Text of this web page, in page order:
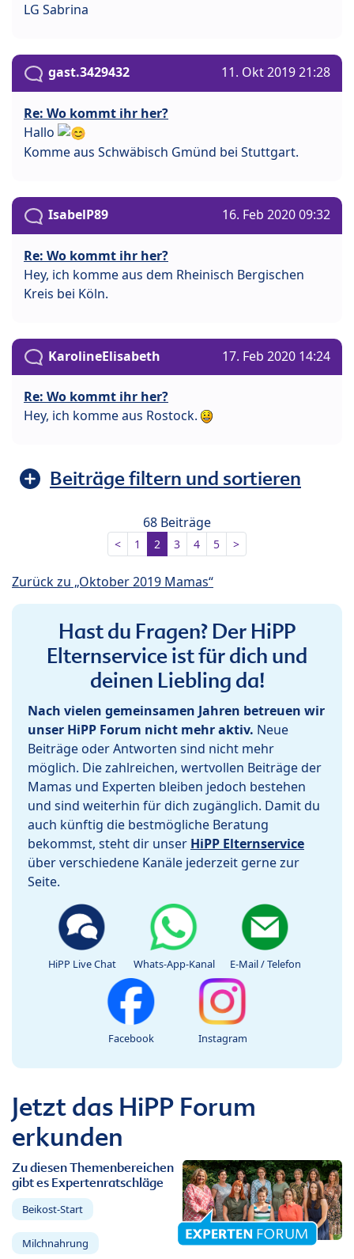
LG Sabrina
gast.3429432 11. Okt 2019 21:28
Re: Wo kommt ihr her?
Hallo
Komme aus Schwäbisch Gmünd bei Stuttgart.
IsabelP89 16. Feb 2020 09:32
Re: Wo kommt ihr her?
Hey, ich komme aus dem Rheinisch Bergischen
Kreis bei Köln.
KarolineElisabeth 17. Feb 2020 14:24
Re: Wo kommt ihr her?
Hey, ich komme aus Rostock.
Beiträge filtern und sortieren
68 Beiträge
< 1 2 3 4 5 >
Zurück zu „Oktober 2019 Mamas“
Hast du Fragen? Der HiPP
Elternservice ist für dich und
deinen Liebling da!
Nach vielen gemeinsamen Jahren betreuen wir
unser HiPP Forum nicht mehr aktiv. Neue
Beiträge oder Antworten sind nicht mehr
möglich. Die zahlreichen, wertvollen Beiträge der
Mamas und Experten bleiben jedoch bestehen
und sind weiterhin für dich zugänglich. Damit du
auch künftig die bestmögliche Beratung
bekommst, steht dir unser HiPP Elternservice
über verschiedene Kanäle jederzeit gerne zur
Seite.
HiPP Live Chat Whats-App-Kanal E-Mail / Telefon
Facebook Instagram
Jetzt das HiPP Forum
erkunden
Zu diesen Themenbereichen
gibt es Expertenratschläge
Beikost-Start
Milchnahrung